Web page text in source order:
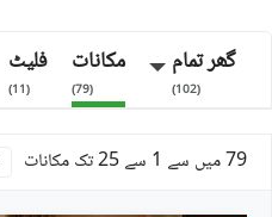
گھر تمام
(
102
)
مکانات
(
79
)
فلیٹ
(
11
)
79 میں سے 1 سے 25 تک مکانات